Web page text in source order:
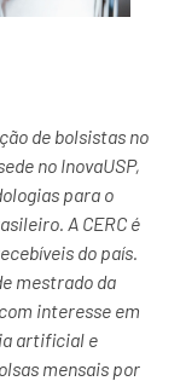
de bolsistas no
no InovaUSP,
para o
A CERC é
do país.
mestrado da
interesse em
artificial e
mensais por